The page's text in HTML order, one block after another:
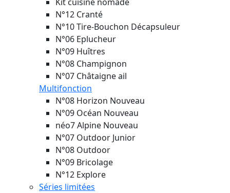
N°12 Cranté
N°10 Tire-Bouchon Décapsuleur
N°06 Eplucheur
N°09 Huîtres
N°08 Champignon
N°07 Châtaigne ail
Multifonction
N°08 Horizon Nouveau
N°09 Océan Nouveau
néo7 Alpine Nouveau
N°07 Outdoor Junior
N°08 Outdoor
N°09 Bricolage
N°12 Explore
Séries limitées